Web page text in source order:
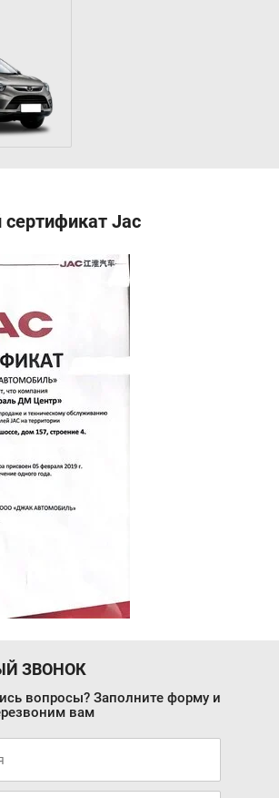
Jac
ЗВОНОК
вопросы? Заполните форму и
вам